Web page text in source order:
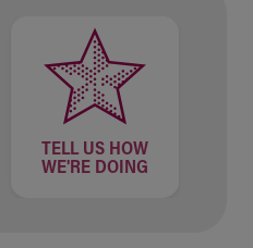
TELL US HOW
WE'RE DOING